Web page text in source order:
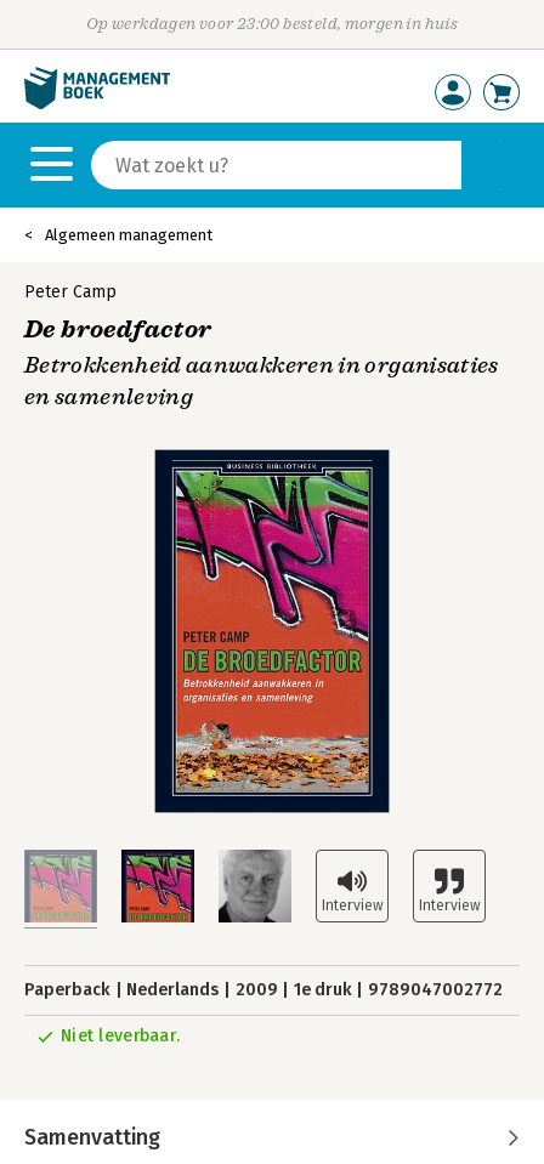
Op werkdagen voor 23:00 besteld, morgen in huis
Algemeen management
Peter Camp
De broedfactor
Betrokkenheid aanwakkeren in organisaties
en samenleving
Paperback Nederlands 2009 1e druk 9789047002772
Niet leverbaar.
Samenvatting